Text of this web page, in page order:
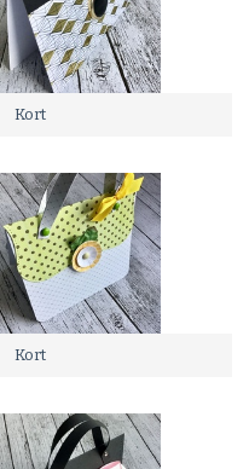
Kort
Kort